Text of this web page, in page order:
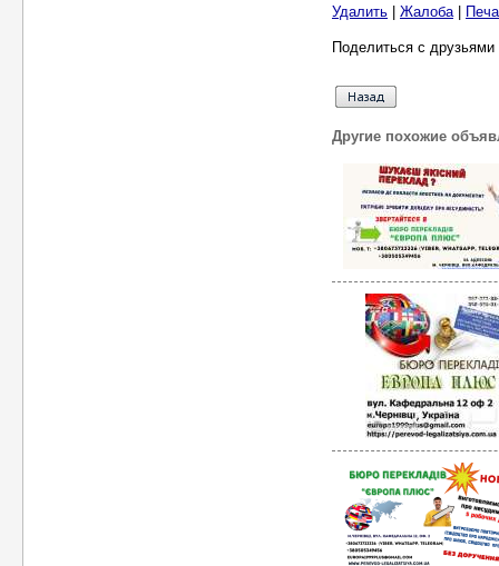
Удалить Жалоба|
Поделиться с
Другие похожие